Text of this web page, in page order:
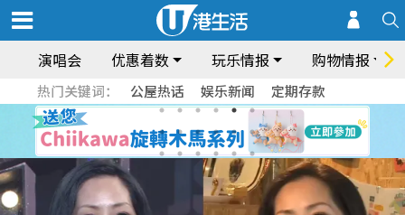
演唱会 优惠着数 玩乐情报 购物情报
热门关键词： 公屋热话 娱乐新闻 定期存款